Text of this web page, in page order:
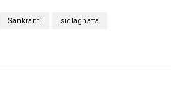
Sankranti sidlaghatta